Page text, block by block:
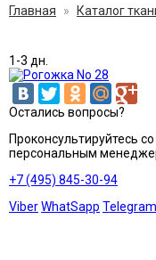
Главная » Каталог
1-3 дн.
Остались вопросы?
Проконсультируйтесь
персональным
+7 (495) 845-30-94
ViberWhatSapp Telegram